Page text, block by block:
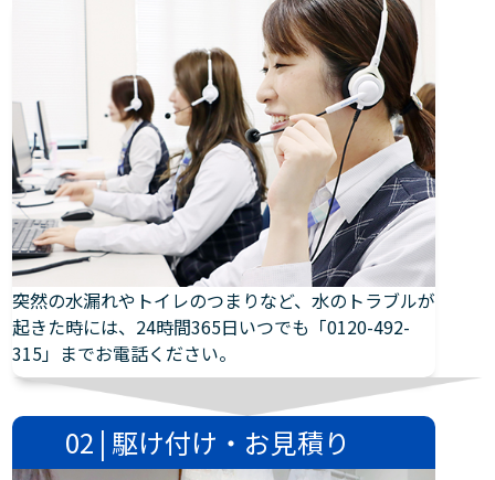
突然の水漏れやトイレのつまりなど、水のトラブルが
起きた時には、24時間365日いつでも「0120-492-
315」までお電話ください。
02 | 駆け付け・お見積り